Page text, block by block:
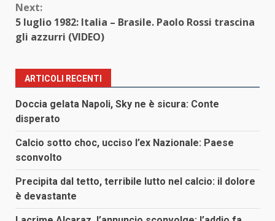
Next:
5 luglio 1982: Italia – Brasile. Paolo Rossi trascina
gli azzurri (VIDEO)
ARTICOLI RECENTI
Doccia gelata Napoli, Sky ne è sicura: Conte
disperato
Calcio sotto choc, ucciso l’ex Nazionale: Paese
sconvolto
Precipita dal tetto, terribile lutto nel calcio: il dolore
è devastante